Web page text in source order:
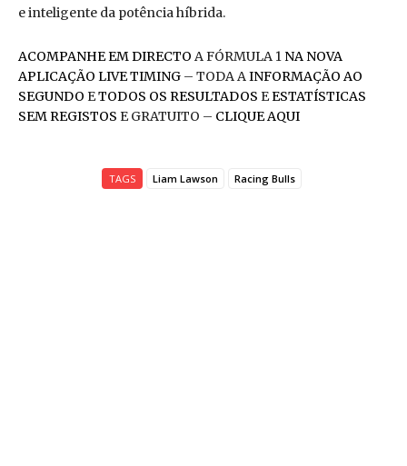
e inteligente da potência híbrida.
ACOMPANHE EM DIRECTO A FÓRMULA 1 NA NOVA
APLICAÇÃO LIVE TIMING – TODA AINFORMAÇÃO AO
SEGUNDO ETODOS OS RESULTADOS EESTATÍSTICAS
SEM REGISTOS E GRATUITO – CLIQUE AQUI
TAGS Liam Lawson Racing Bulls